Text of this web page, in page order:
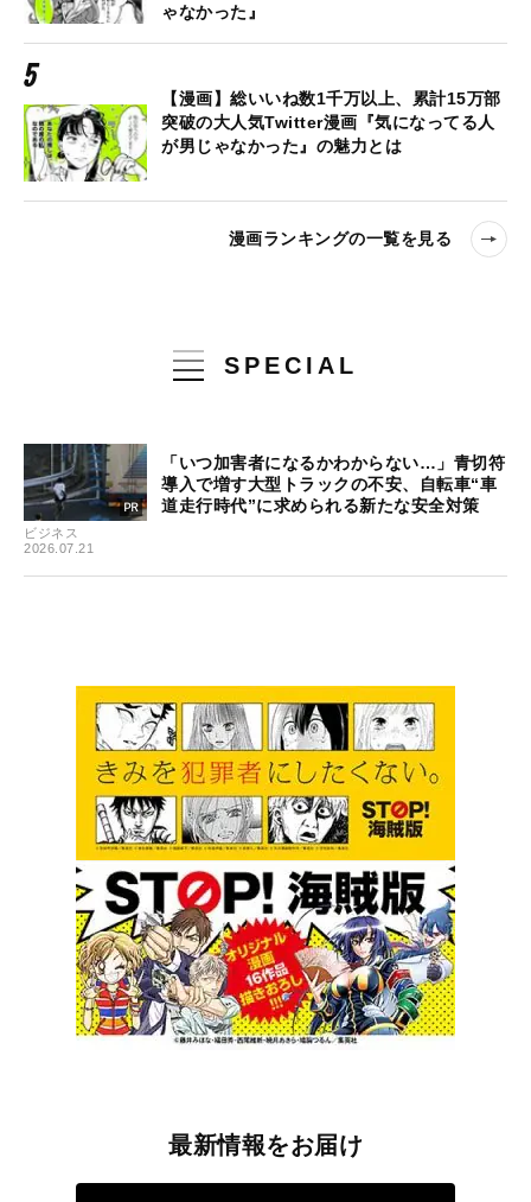
ゃなかった』
【漫画】総いいね数1千万以上、累計15万部
突破の大人気Twitter漫画『気になってる人
が男じゃなかった』の魅力とは
漫画ランキングの一覧を見る
SPECIAL
ビジネス
2026.07.21
「いつ加害者になるかわからない…」青切符
導入で増す大型トラックの不安、自転車“車
道走行時代”に求められる新たな安全対策
最新情報をお届け